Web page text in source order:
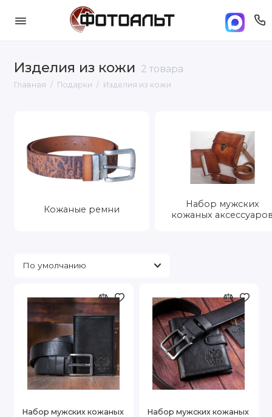
Изделия из кожи 2 товара
Главная Подарки Изделия из кожи
Кожаные ремни
Набор мужских
кожаных
Набор мужских кожаных
Набор мужских кожаных